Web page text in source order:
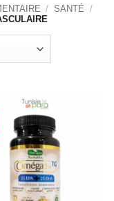
/ SANTÉ /